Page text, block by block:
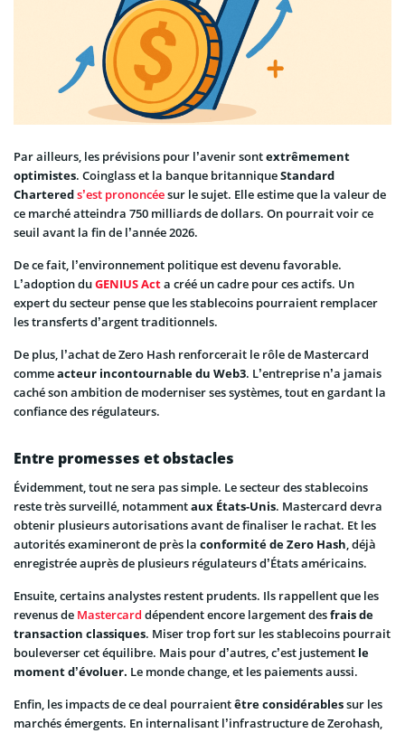
Par ailleurs, les prévisions pour l’avenir sontextrêmement
optimistes. Coinglass et la banque britanniqueStandard
Chartereds’est prononcéesur le sujet. Elle estime que la valeur de
ce marché atteindra 750 milliards de dollars. On pourrait voir ce
seuil avant la fin de l’année 2026.
De ce fait, l’environnement politique est devenu favorable.
L’adoption duGENIUS Acta créé un cadre pour ces actifs. Un
expert du secteur pense que les stablecoins pourraient remplacer
les transferts d’argent traditionnels.
De plus, l’achat de Zero Hash renforcerait le rôle de Mastercard
commeacteur incontournable du Web3. L’entreprise n’a jamais
caché son ambition de moderniser ses systèmes, tout en gardant la
confiance des régulateurs.
Entre promesses et obstacles
Évidemment, tout ne sera pas simple. Le secteur des stablecoins
reste très surveillé, notammentaux États-Unis. Mastercard devra
obtenir plusieurs autorisations avant de finaliser le rachat. Et les
autorités examineront de près la conformité de Zero Hash, déjà
enregistrée auprès de plusieurs régulateurs d’États américains.
Ensuite, certains analystes restent prudents. Ils rappellent que les
revenus de Mastercard dépendent encore largement desfrais de
transaction classiques. Miser trop fort sur les stablecoins pourrait
bouleverser cet équilibre. Mais pour d’autres, c’est justement le
moment d’évoluer. Le monde change, et les paiements aussi.
Enfin, les impacts de ce deal pourraientêtre considérablessur les
marchés émergents. En internalisant l’infrastructure de Zerohash,